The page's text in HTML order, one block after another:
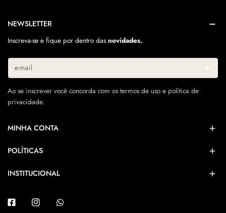
NEWSLETTER
Inscreva-se e fique por dentro das novidades.
E-
mail
Ao se inscrever você concorda com os termos de uso e política de
privacidade.
MINHA CONTA
POLÍTICAS
INSTITUCIONAL
FacebookInstagram